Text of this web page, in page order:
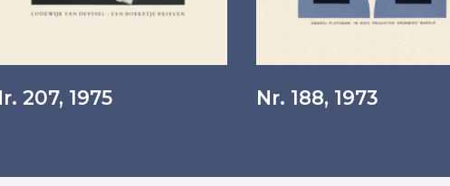
207, 1975 Nr. 188, 1973